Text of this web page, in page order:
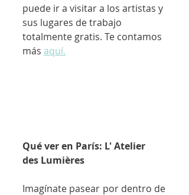
puede ir a visitar a los artistas y
sus lugares de trabajo
totalmente gratis. Te contamos
más aquí.
Qué ver en París: L' Atelier
des Lumières
Imagínate pasear por dentro de